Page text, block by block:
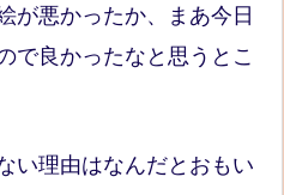
が悪かったか、まあ今日
で良かったなと思うとこ
い理由はなんだとおもい